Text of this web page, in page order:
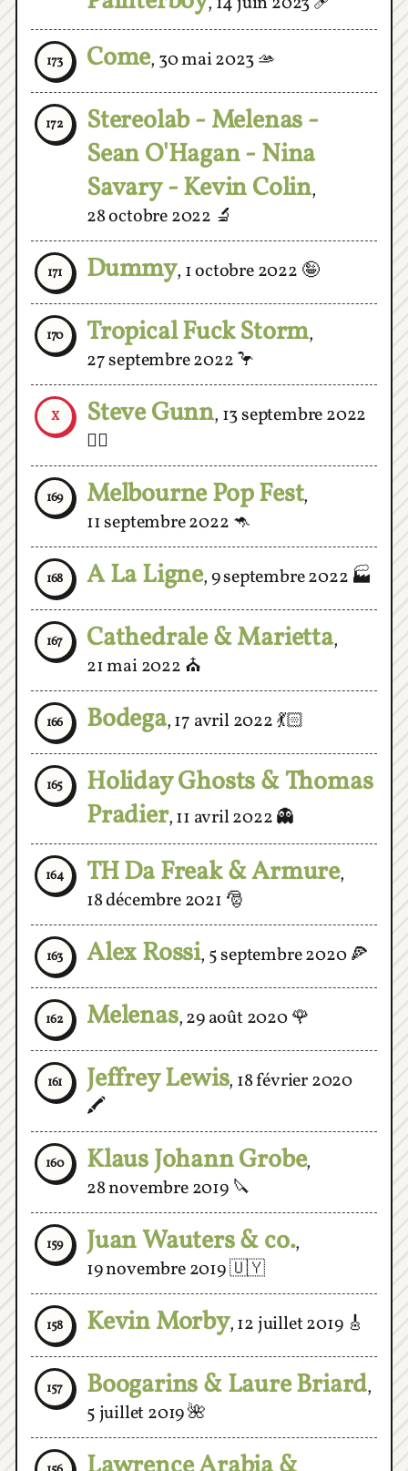
173 Come,30 mai 2023🫴
172
Stereolab - Melenas -
Sean O'Hagan - Nina
Savary - Kevin Colin,
28 octobre 2022🔬
171 Dummy,1 octobre 2022🤪
170 Tropical Fuck Storm,
27 septembre 2022🦩
X Steve Gunn,13 septembre 2022
🧝‍♂️
169 Melbourne Pop Fest,
11 septembre 2022🦘
168 A La Ligne,9 septembre 2022🏭
167 Cathedrale & Marietta,
21 mai 2022⛪️
166 Bodega,17 avril 2022💃🏻
165
Holiday Ghosts & Thomas
Pradier,11 avril 2022👻
164 TH Da Freak & Armure,
18 décembre 2021🎅
163 Alex Rossi,5 septembre 2020🍕
162 Melenas,29 août 2020🌹
161 Jeffrey Lewis,18 février 2020
🖍
160 Klaus Johann Grobe,
28 novembre 2019🔪
159 Juan Wauters & co.,
19 novembre 2019🇺🇾
158 Kevin Morby,12 juillet 2019🎸
157 Boogarins & Laure Briard,
5 juillet 2019🌺
156
Lawrence Arabia &